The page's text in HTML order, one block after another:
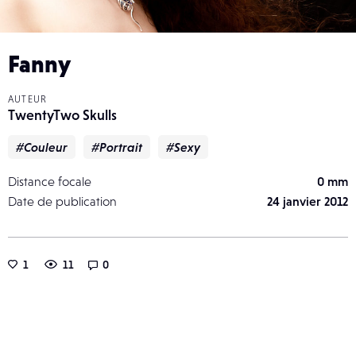
Fanny
AUTEUR
TwentyTwo Skulls
#Couleur #Portrait #Sexy
Distance focale
0 mm
Date de publication
24 janvier 2012
1 11 0